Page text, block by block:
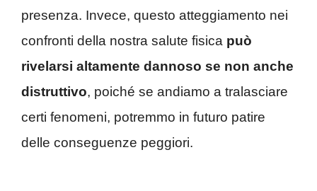
presenza. Invece, questo atteggiamento nei
confronti della nostra salute fisica può
rivelarsi altamente dannoso se non anche
distruttivo, poiché se andiamo a tralasciare
certi fenomeni, potremmo in futuro patire
delle conseguenze peggiori.